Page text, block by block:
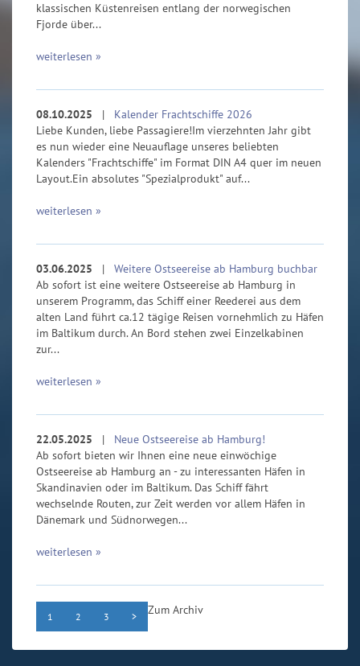
klassischen Küstenreisen entlang der norwegischen
Fjorde über...
weiterlesen »
08.10.2025 | Kalender Frachtschiffe 2026
Liebe Kunden, liebe Passagiere!Im vierzehnten Jahr gibt
es nun wieder eine Neuauflage unseres beliebten
Kalenders "Frachtschiffe" im Format DIN A4 quer im neuen
Layout.Ein absolutes "Spezialprodukt" auf...
weiterlesen »
03.06.2025 | Weitere Ostseereise ab Hamburg buchbar
Ab sofort ist eine weitere Ostseereise ab Hamburg in
unserem Programm, das Schiff einer Reederei aus dem
alten Land führt ca.12 tägige Reisen vornehmlich zu Häfen
im Baltikum durch. An Bord stehen zwei Einzelkabinen
zur...
weiterlesen »
22.05.2025 | Neue Ostseereise ab Hamburg!
Ab sofort bieten wir Ihnen eine neue einwöchige
Ostseereise ab Hamburg an - zu interessanten Häfen in
Skandinavien oder im Baltikum. Das Schiff fährt
wechselnde Routen, zur Zeit werden vor allem Häfen in
Dänemark und Südnorwegen...
weiterlesen »
1 2 3 > Zum Archiv